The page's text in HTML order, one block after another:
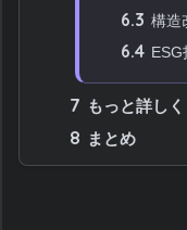
6.3 構造
6.4
7 もっと詳しく
8 まとめ